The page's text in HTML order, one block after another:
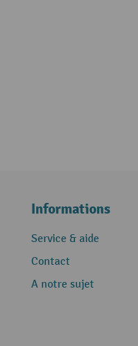
Informations
Service & aide
Contact
A notre sujet